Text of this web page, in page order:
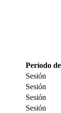
Período
Sesión
Sesión
Sesión
Sesión